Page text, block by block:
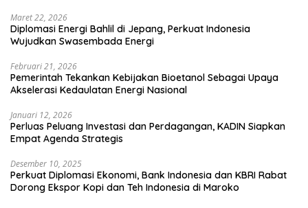
Maret 22, 2026
Diplomasi Energi Bahlil di Jepang, Perkuat Indonesia
Wujudkan Swasembada Energi
Februari 21, 2026
Pemerintah Tekankan Kebijakan Bioetanol Sebagai Upaya
Akselerasi Kedaulatan Energi Nasional
Januari 12, 2026
Perluas Peluang Investasi dan Perdagangan, KADIN Siapkan
Empat Agenda Strategis
Desember 10, 2025
Perkuat Diplomasi Ekonomi, Bank Indonesia dan KBRI Rabat
Dorong Ekspor Kopi dan Teh Indonesia di Maroko